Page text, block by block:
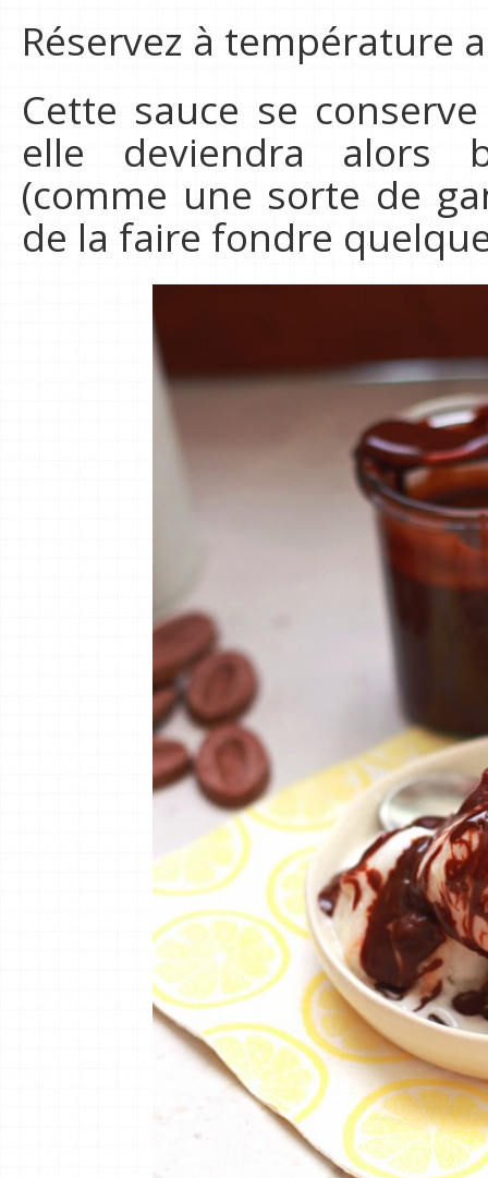
Réservez à température
Cette sauce se
elle deviendra alors
(comme une sorte de
de la faire fondre